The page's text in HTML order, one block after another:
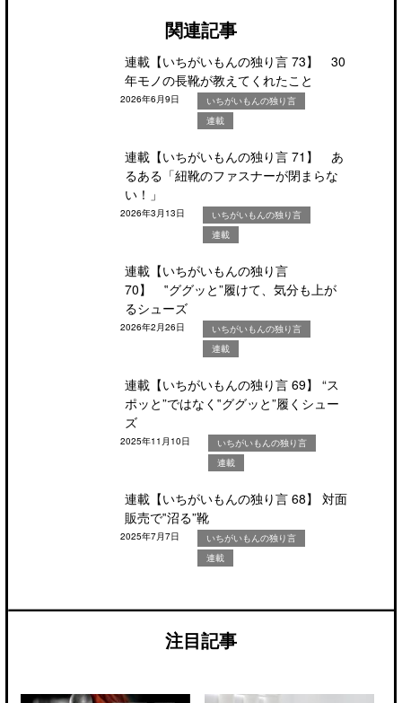
関連記事
連載【いちがいもんの独り言 73】 30
年モノの長靴が教えてくれたこと
2026年6月9日
いちがいもんの独り言
連載
連載【いちがいもんの独り言 71】 あ
るある「紐靴のファスナーが閉まらな
い！」
2026年3月13日
いちがいもんの独り言
連載
連載【いちがいもんの独り言
70】 ‟ググッと”履けて、気分も上が
るシューズ
2026年2月26日
いちがいもんの独り言
連載
連載【いちがいもんの独り言 69】 “ス
ポッと”ではなく‟ググッと”履くシュー
ズ
2025年11月10日
いちがいもんの独り言
連載
連載【いちがいもんの独り言 68】 対面
販売で‟沼る”靴
2025年7月7日
いちがいもんの独り言
連載
注目記事